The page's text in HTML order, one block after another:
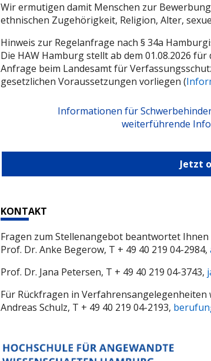
Wir ermutigen damit Menschen zur
ethnischen Zugehörigkeit, Religion, Alter,
Hinweis zur Regelanfrage nach § 34a
Die HAW Hamburg stellt ab dem 01.08.2026
Anfrage beim Landesamt für
gesetzlichen Voraussetzungen vorliegen (
Informationen für
weiterführende
Jetzt
KONTAKT
Fragen zum Stellenangebot beantwortet
Prof. Dr. Anke Begerow, T + 49 40 219 04-2984,
Prof. Dr. Jana Petersen, T + 49 40 219 04-3743,
Für Rückfragen in Verfahrensangelegenheiten
Andreas Schulz, T + 49 40 219 04-2193,